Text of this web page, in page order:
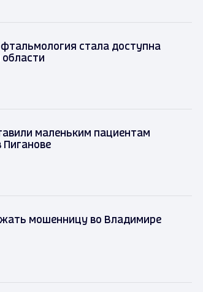
стала доступна
маленьким пациентам
Пиганове
мошенницу во Владимире